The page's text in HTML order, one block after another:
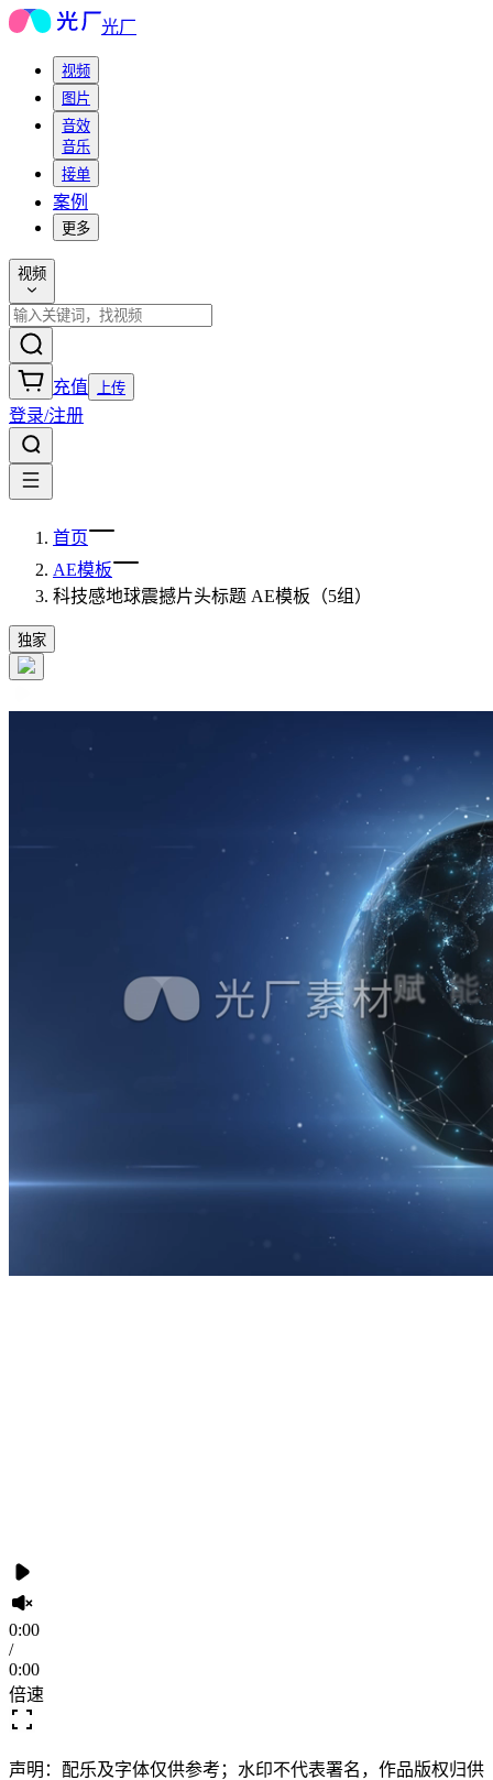
光厂
视频
图片
音效
音乐
接单
案例
更多
视频
充值 上传
登录/注册
首页
AE模板
科技感地球震撼片头标题 AE模板（5组）
独家
0:00
/
0:00
倍速
声明：配乐及字体仅供参考；水印不代表署名，作品版权归供